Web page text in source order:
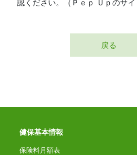
戻る
健保基本情報
保険料月額表